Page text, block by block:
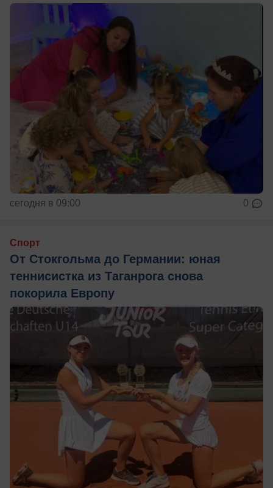
сегодня в 09:00 0
Спорт
От Стокгольма до Германии: юная
теннисистка из Таганрога снова
покорила Европу